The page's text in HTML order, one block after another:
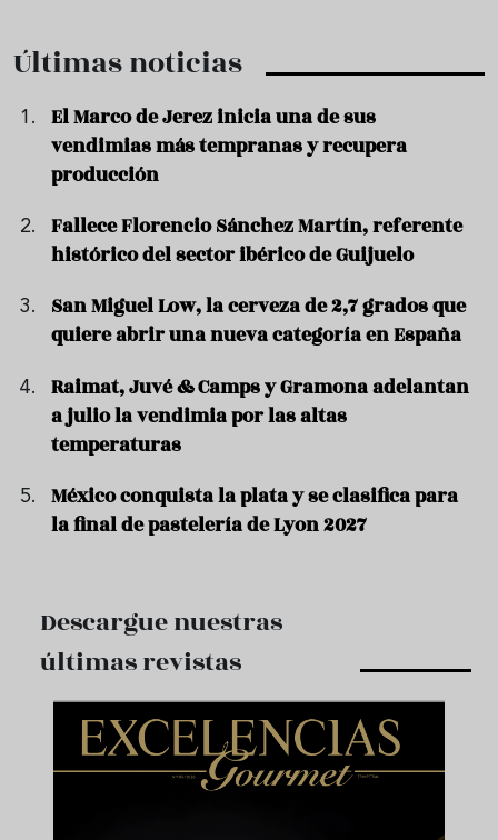
Últimas noticias
El Marco de Jerez inicia una de sus
vendimias más tempranas y recupera
producción
Fallece Florencio Sánchez Martín, referente
histórico del sector ibérico de Guijuelo
San Miguel Low, la cerveza de 2,7 grados que
quiere abrir una nueva categoría en España
Raimat, Juvé & Camps y Gramona adelantan
a julio la vendimia por las altas
temperaturas
México conquista la plata y se clasifica para
la final de pastelería de Lyon 2027
Descargue nuestras
últimas revistas